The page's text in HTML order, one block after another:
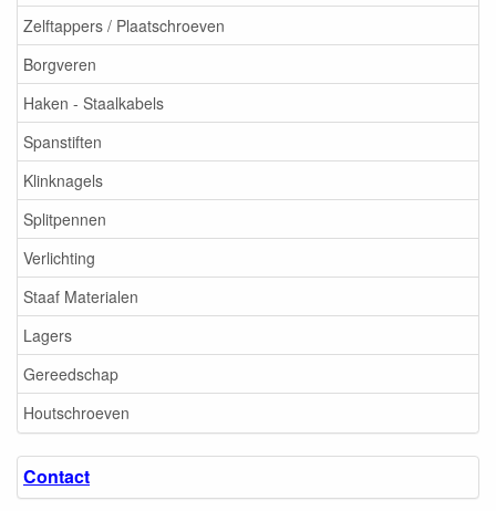
Zelftappers / Plaatschroeven
Borgveren
Haken - Staalkabels
Spanstiften
Klinknagels
Splitpennen
Verlichting
Staaf Materialen
Lagers
Gereedschap
Houtschroeven
Contact